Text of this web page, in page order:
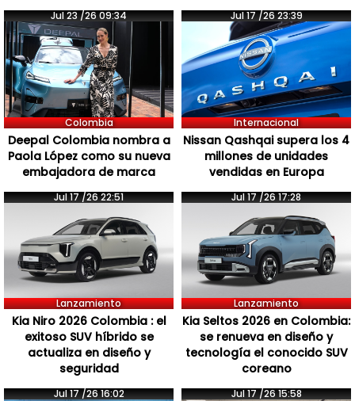
Jul 23 /26 09:34
Colombia
Deepal Colombia nombra a
Paola López como su nueva
embajadora de marca
Jul 17 /26 23:39
Internacional
Nissan Qashqai supera los 4
millones de unidades
vendidas en Europa
Jul 17 /26 22:51
Lanzamiento
Kia Niro 2026 Colombia : el
exitoso SUV híbrido se
actualiza en diseño y
seguridad
Jul 17 /26 17:28
Lanzamiento
Kia Seltos 2026 en Colombia:
se renueva en diseño y
tecnología el conocido SUV
coreano
Jul 17 /26 16:02 Jul 17 /26 15:58